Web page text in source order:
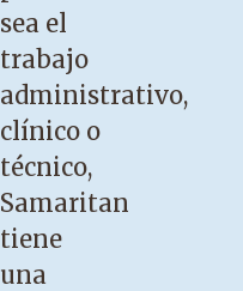
sea el
trabajo
administrativo,
clínico o
técnico,
Samaritan
tiene
una